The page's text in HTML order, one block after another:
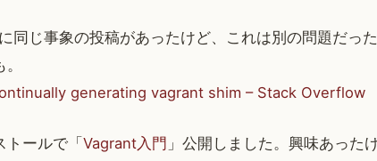
同じ事象の投稿があったけど、これは別の問題だっ
generating vagrant shim – Stack Overflow
ールで「 Vagrant入門 」公開しました。興味あった